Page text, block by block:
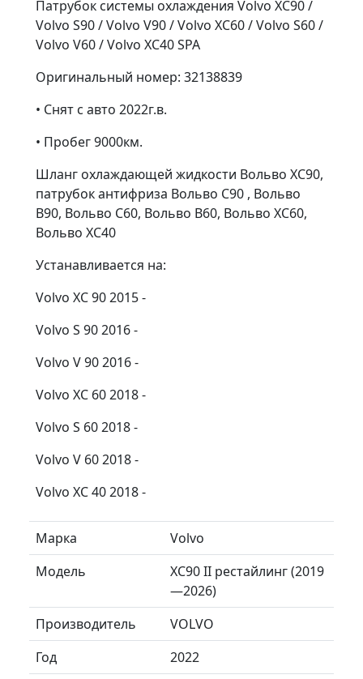
Патрубок системы охлаждения Volvo XC90 /
Volvo S90 / Volvo V90 / Volvo XC60 / Volvo S60 /
Volvo V60 / Volvo XC40 SPA
Оригинальный номер: 32138839
• Снят с авто 2022г.в.
• Пробег 9000км.
Шланг охлаждающей жидкости Вольво ХС90,
патрубок антифриза Вольво С90 , Вольво
В90, Вольво С60, Вольво В60, Вольво ХС60,
Вольво ХС40
Устанавливается на:
Volvo XC 90 2015 -
Volvo S 90 2016 -
Volvo V 90 2016 -
Volvo XC 60 2018 -
Volvo S 60 2018 -
Volvo V 60 2018 -
Volvo XC 40 2018 -
Марка
Volvo
Модель
XC90 II рестайлинг (2019
—2026)
Производитель
VOLVO
Год
2022